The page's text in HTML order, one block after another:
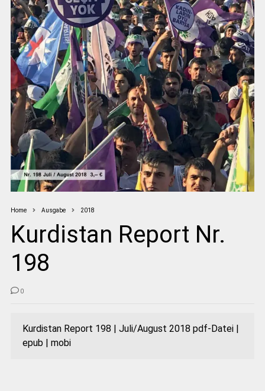
Home Ausgabe 2018
Kurdistan Report Nr.
198
0
Kurdistan Report 198 | Juli/August 2018 pdf-Datei |
epub | mobi